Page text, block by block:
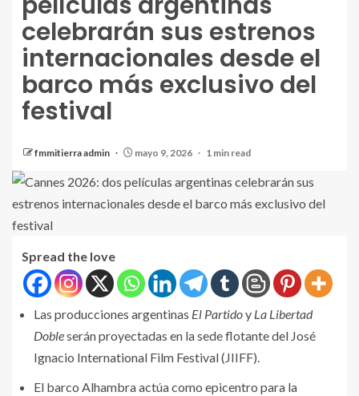
celebrarán sus estrenos
internacionales desde el
barco más exclusivo del
festival
fmmitierra admin mayo 9, 2026 1 min read
Spread the love
Las producciones argentinas El Partidoy La Libertad
Dobleserán proyectadas en la sede flotante del José
Ignacio International Film Festival (JIIFF).
El barco Alhambra actúa como epicentro para la